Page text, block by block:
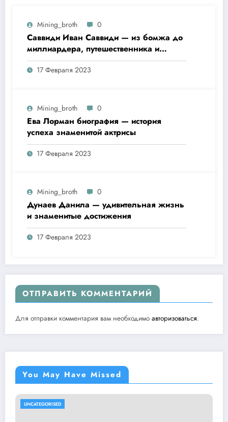
Mining_broth 0
Саввиди Иван Саввиди — из бомжа до
миллиардера, путешественника и
футбольного президента —
удивительная биография
17 Февраля 2023
Mining_broth 0
Ева Лорман биография — история
успеха знаменитой актрисы
17 Февраля 2023
Mining_broth 0
Дунаев Данила — удивительная жизнь
и знаменитые достижения
17 Февраля 2023
ОТПРАВИТЬ КОММЕНТАРИЙ
Для отправки комментария вам необходимо авторизоваться.
You May Have Missed